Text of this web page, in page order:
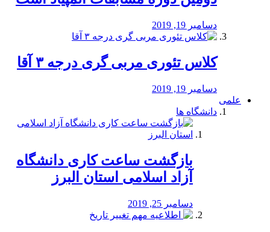
دسامبر 19, 2019
کلاس تئوری مربی گری درجه ۳ آقا
دسامبر 19, 2019
علمی
دانشگاه ها
بازگشت ساعت کاری دانشگاه
آزاد اسلامی استان البرز
دسامبر 25, 2019